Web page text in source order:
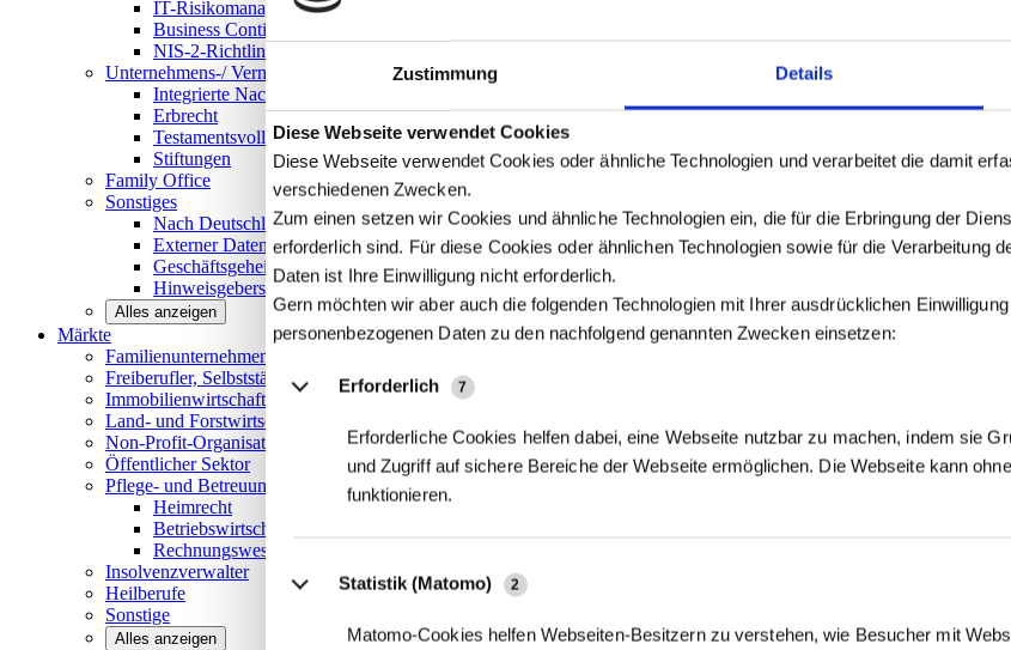
Zustimmung Details
Details
Diese Webseite verwendet Cookies
Diese Webseite verwendet Cookies oder ähnliche Technologien und verarbeitet die damit
verschiedenen Zwecken.
Zum einen setzen wir Cookies und ähnliche Technologien ein, die für die Erbringung der
erforderlich sind. Für diese Cookies oder ähnlichen Technologien sowie für die Verarbeitung
Daten ist Ihre Einwilligung nicht erforderlich.
Gern möchten wir aber auch die folgenden Technologien mit Ihrer ausdrücklichen
personenbezogenen Daten zu den nachfolgend genannten Zwecken einsetzen:
Erforderlich 7
Erforderliche Cookies helfen dabei, eine Webseite nutzbar zu machen, indem sie
und Zugriff auf sichere Bereiche der Webseite ermöglichen. Die Webseite kann
funktionieren.
Statistik (Matomo) 2
Matomo-Cookies helfen Webseiten-Besitzern zu verstehen, wie Besucher mit
IT-Risikomanagement
Business Continuity Management
NIS-2-Richtlinie
Unternehmens-/Vermögensnachfolge
Integrierte Nachfolge- und Vermögensberatung
Erbrecht
Testamentsvollstreckung
Stiftungen
Family Office
Sonstiges
Nach Deutschland expandieren
Externer Datenschutzbeauftragter
Geschäftsgeheimnisgesetz
Hinweisgeberschutz in Unternehmen
Alles anzeigen
Märkte
Familienunternehmen und
Freiberufler, Selbstständige undPrivatpersonen
Immobilienwirtschaft
Land- und Forstwirtschaft
Non-Profit-Organisationen
Öffentlicher Sektor
Pflege- und Betreuungseinrichtungen
Heimrecht
Betriebswirtschaftliche Beratung
Rechnungswesen/Controlling
Insolvenzverwalter
Heilberufe
Sonstige
Alles anzeigen